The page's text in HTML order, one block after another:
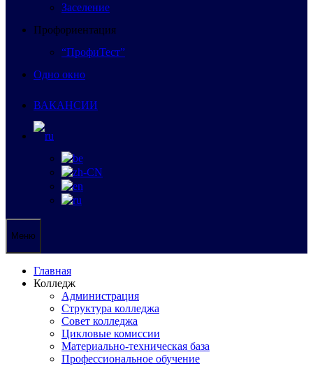
Заселение
Профориентация
“ПрофиТест”
Одно окно
ВАКАНСИИ
Меню
Главная
Колледж
Администрация
Структура колледжа
Совет колледжа
Цикловые комиссии
Материально-техническая база
Профессиональное обучение